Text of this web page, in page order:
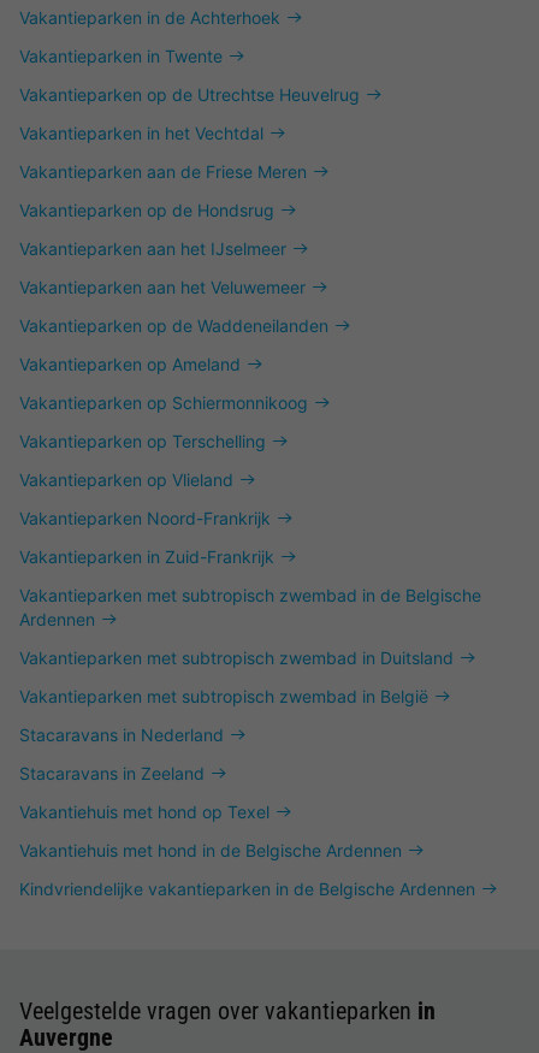
Vakantieparken in de Achterhoek
Vakantieparken in Twente
Vakantieparken op de Utrechtse Heuvelrug
Vakantieparken in het Vechtdal
Vakantieparken aan de Friese Meren
Vakantieparken op de Hondsrug
Vakantieparken aan het IJselmeer
Vakantieparken aan het Veluwemeer
Vakantieparken op de Waddeneilanden
Vakantieparken op Ameland
Vakantieparken op Schiermonnikoog
Vakantieparken op Terschelling
Vakantieparken op Vlieland
Vakantieparken Noord-Frankrijk
Vakantieparken in Zuid-Frankrijk
Vakantieparken met subtropisch zwembad in de Belgische
Ardennen
Vakantieparken met subtropisch zwembad in Duitsland
Vakantieparken met subtropisch zwembad in België
Stacaravans in Nederland
Stacaravans in Zeeland
Vakantiehuis met hond op Texel
Vakantiehuis met hond in de Belgische Ardennen
Kindvriendelijke vakantieparken in de Belgische Ardennen
Veelgestelde vragen over vakantieparken in
Auvergne